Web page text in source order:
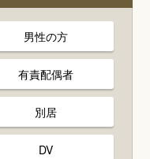
男性の方
有責配偶者
別居
DV